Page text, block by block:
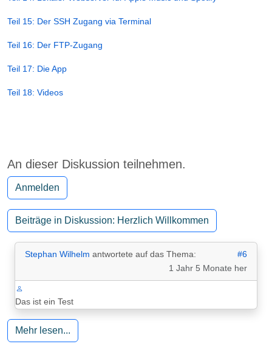
Teil 15: Der SSH Zugang via Terminal
Teil 16: Der FTP-Zugang
Teil 17: Die App
Teil 18: Videos
An dieser Diskussion teilnehmen.
Anmelden
Beiträge in Diskussion: Herzlich Willkommen
Stephan Wilhelm antwortete auf das Thema:
#6
1 Jahr 5 Monate her
Das ist ein Test
Mehr lesen...